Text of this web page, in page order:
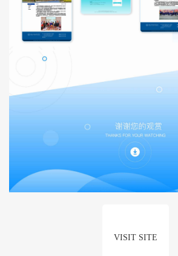
VISIT SITE